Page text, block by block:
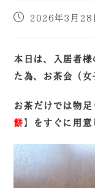
2026年3月28
本日は、入居者
た為、お茶会（
お茶だけでは物
餅】をすぐに用意